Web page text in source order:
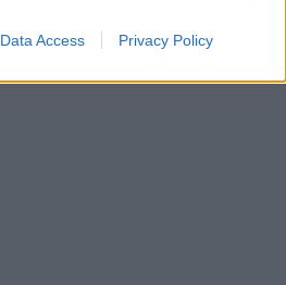
Data Access Privacy Policy